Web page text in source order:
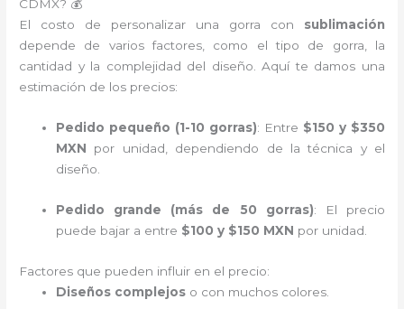
CDMX? 💰
El costo de personalizar una gorra con sublimación
depende de varios factores, como el tipo de gorra, la
cantidad y la complejidad del diseño. Aquí te damos una
estimación de los precios:
Pedido pequeño (1-10 gorras): Entre $150 y $350
MXN por unidad, dependiendo de la técnica y el
diseño.
Pedido grande (más de 50 gorras): El precio
puede bajar a entre $100 y $150 MXN por unidad.
Factores que pueden influir en el precio:
Diseños complejos o con muchos colores.